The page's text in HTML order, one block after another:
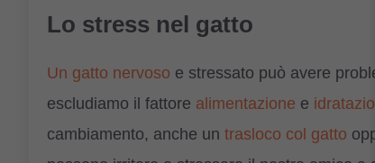
Lo stress nel gatto
Un gatto nervoso e stressato può avere
escludiamo il fattore alimentazione e
cambiamento, anche un trasloco col gatto